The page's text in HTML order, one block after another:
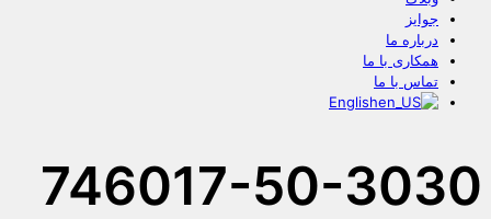
جوایز
درباره ما
همکاری با ما
تماس با ما
English
746017-50-3030